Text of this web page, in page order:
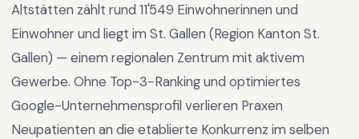
Altstätten zählt rund 11'549 Einwohnerinnen und
Einwohner und liegt im St. Gallen (Region Kanton St.
Gallen) — einem regionalen Zentrum mit aktivem
Gewerbe. Ohne Top-3-Ranking und optimiertes
Google-Unternehmensprofil verlieren Praxen
Neupatienten an die etablierte Konkurrenz im selben